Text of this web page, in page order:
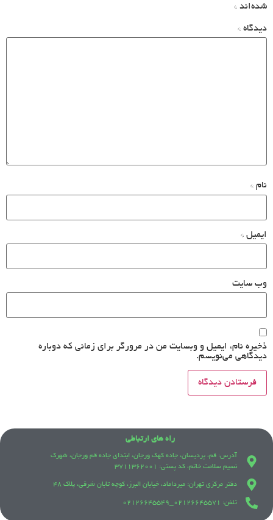
شده‌اند *
دیدگاه *
نام *
ایمیل *
وب‌ سایت
ذخیره نام، ایمیل و وبسایت من در مرورگر برای زمانی که دوباره
دیدگاهی می‌نویسم.
راه های ارتباطی
آدرس: قم، پردیسان، جاده کهک ورجان، ابتدای جاده قم ورجان، شهرک
نسیم سلامت خاتم، کد پستی: 3711362001
دفتر مرکزی تهران: میرداماد، خیابان البرز، کوچه تابان شرقی، پلاک 48
تلفن: 021٢۶۶۴۵۵٧١_021٢۶۶۴۵۵۴٩